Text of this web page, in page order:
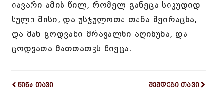
იავარი ამის წილ, რომელ განეცა სიკუდიდ
სული მისი, და უსჯულოთა თანა შეირაცხა,
და მან ცოდვანი მრავალნი აღიხუნა, და
ცოდვათა მათთათჳს მიეცა.
წინა თავი შემდეგი თავი